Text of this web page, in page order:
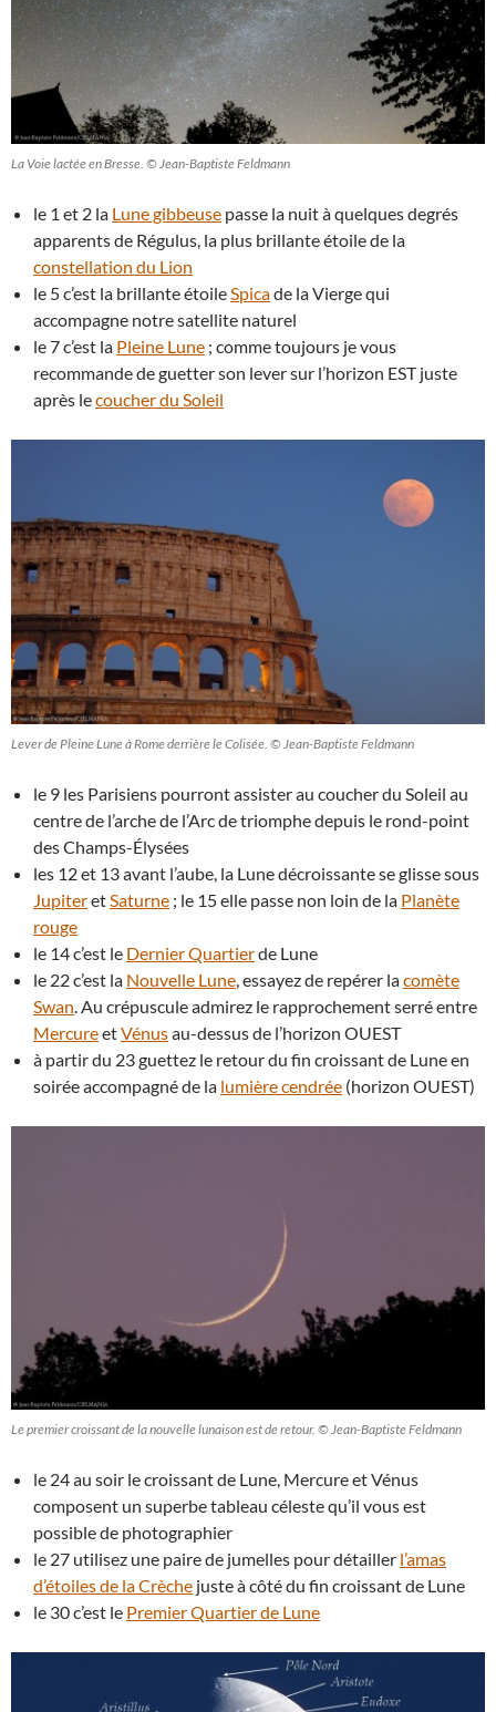
La Voie lactée en Bresse. © Jean-Baptiste Feldmann
le 1 et 2 la Lune gibbeuse passe la nuit à quelques degrés
apparents de Régulus, la plus brillante étoile de la
constellation du Lion
le 5 c’est la brillante étoile Spicade la Vierge qui
accompagne notre satellite naturel
le 7 c’est la Pleine Lune ; comme toujours je vous
recommande de guetter son lever sur l’horizon EST juste
après lecoucher du Soleil
Lever de Pleine Lune à Rome derrière le Colisée. © Jean-Baptiste Feldmann
le 9 les Parisiens pourront assister au coucher du Soleil au
centre de l’arche de l’Arc de triomphe depuis le rond-point
des Champs-Élysées
les 12 et 13 avant l’aube, la Lune décroissante se glisse sous
Jupiteret Saturne ; le 15 elle passe non loin de la Planète
rouge
le 14 c’est le Dernier Quartierde Lune
le 22 c’est la Nouvelle Lune , essayez de repérer lacomète
Swan . Au crépuscule admirez le rapprochement serré entre
MercureetVénusau-dessus de l’horizon OUEST
à partir du 23 guettez le retour du fin croissant de Lune en
soirée accompagné de la lumière cendrée (horizon OUEST)
Le premier croissant de la nouvelle lunaison est de retour. © Jean-Baptiste Feldmann
le 24 au soir le croissant de Lune, Mercure et Vénus
composent un superbe tableau céleste qu’il vous est
possible de photographier
le 27 utilisez une paire de jumelles pour détailler l’amas
d’étoiles de la Crèche juste à côté du fin croissant de Lune
le 30 c’est le Premier Quartier de Lune